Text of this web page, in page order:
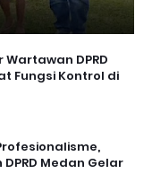
DPRD
Fungsi Kontrol di
Medan Gelar